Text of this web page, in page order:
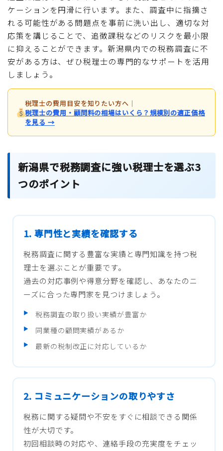
ケーションを円滑に行います。また、調査中に指摘さ
れる可能性がある問題点を事前に洗い出し、適切な対
応策を講じることで、追徴課税などのリスクを最小限
に抑えることができます。新潟県内での税務調査に不
安がある方は、ぜひ税理士の専門的なサポートを活用
しましょう。
税理士の費用目安を知りたい方へ ｜
税理士の費用・顧問料の相場はいくら？規模別の適正価格
を見る →
新潟県で税務調査に強い税理士を選ぶ3
つのポイント
1. 専門性と実績を確認する
税務調査に関する豊富な実績と専門知識を持つ税
理士を選ぶことが重要です。
過去の対応事例や得意分野を確認し、あなたのニ
ーズに合った専門家を見つけましょう。
税務調査の取り扱い実績が豊富か
同業種の顧問実績があるか
最新の税制改正に対応しているか
2. コミュニケーションの取りやすさ
税務に関する疑問や不安をすぐに相談できる関係
性が大切です。
初回相談時の対応や、連絡手段の充実度をチェッ